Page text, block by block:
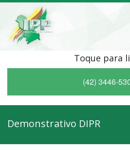
Toque para
(42) 3446-
Demonstrativo DIPR